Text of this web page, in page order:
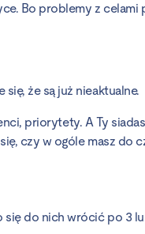
formularz oceny?
Wynagrodzenia,
dla firmy 30-50 osób
Bo problemy z
że są już nieaktualne.
priorytety. A Ty
czy w ogóle masz do
się do nich wrócić po 3